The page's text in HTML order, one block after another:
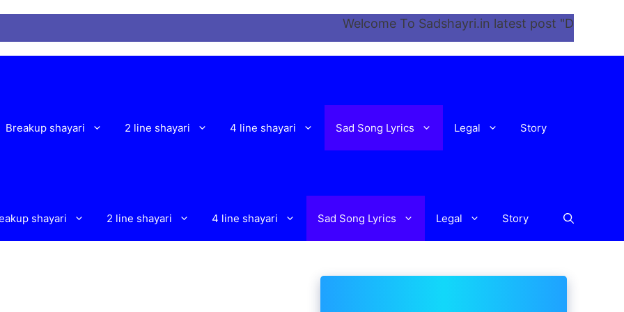
Welcome To Sadshayri.in latest post "Dil Ne Tera
Breakup shayari 2 line shayari 4 line shayari Sad Song Lyrics Legal Story
shayari 2 line shayari 4 line shayari Sad Song Lyrics Legal Story